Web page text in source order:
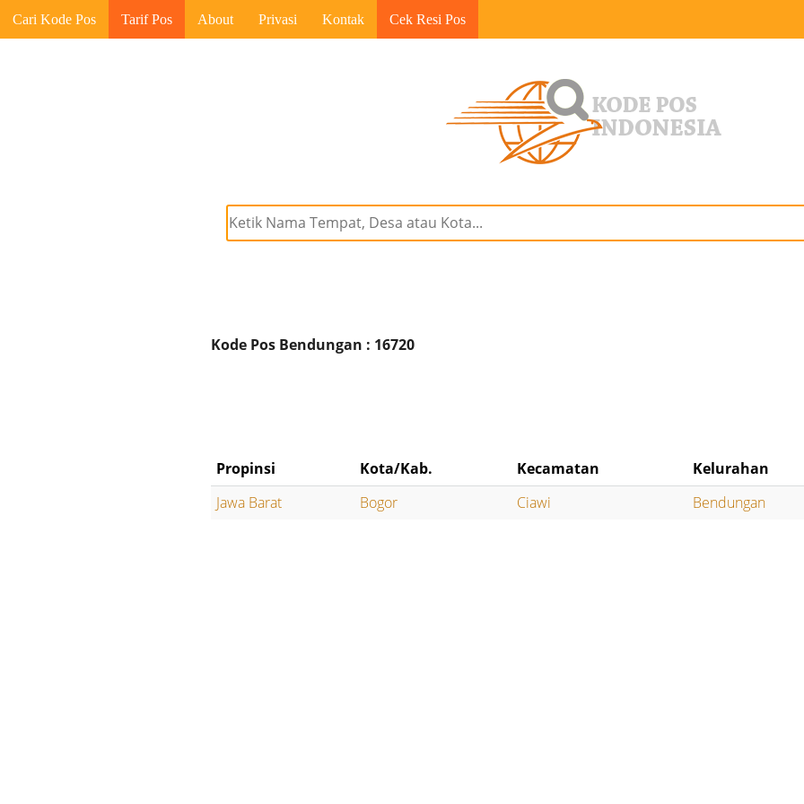
Cari Kode Pos Tarif Pos About Privasi Kontak Cek Resi Pos
Kode Pos Bendungan : 16720
Propinsi Kota/Kab. Kecamatan
Kelurahan
Jawa Barat
Bogor Ciawi Bendungan